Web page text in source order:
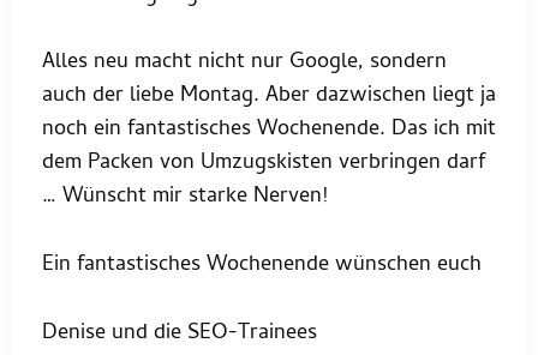
Alles neu macht nicht nur Google, sondern
auch der liebe Montag. Aber dazwischen liegt ja
noch ein fantastisches Wochenende. Das ich mit
dem Packen von Umzugskisten verbringen darf
… Wünscht mir starke Nerven!
Ein fantastisches Wochenende wünschen euch
Denise und die SEO-Trainees